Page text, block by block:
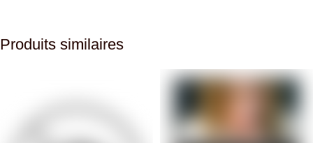
Produits similaires